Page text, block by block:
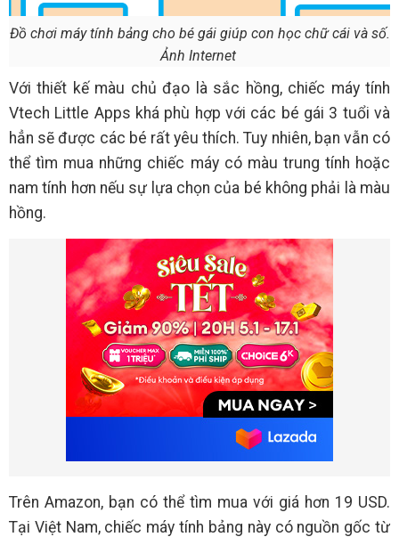
Đồ chơi máy tính bảng cho bé gái giúp con học chữ cái và số.
Ảnh Internet
Với thiết kế màu chủ đạo là sắc hồng, chiếc máy tính
Vtech Little Apps khá phù hợp với các bé gái 3 tuổi và
hẳn sẽ được các bé rất yêu thích. Tuy nhiên, bạn vẫn có
thể tìm mua những chiếc máy có màu trung tính hoặc
nam tính hơn nếu sự lựa chọn của bé không phải là màu
hồng.
Trên Amazon, bạn có thể tìm mua với giá hơn 19 USD.
Tại Việt Nam, chiếc máy tính bảng này có nguồn gốc từ